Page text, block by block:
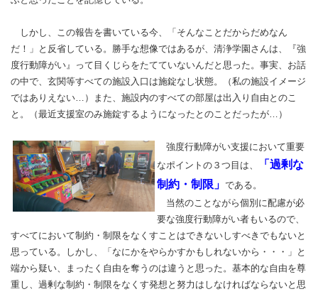
しかし、この報告を書いている今、「そんなことだからだめなん
だ！」と反省している。勝手な想像ではあるが、清浄学園さんは、『強
度行動障がい』って目くじらをたてていないんだと思った。事実、お話
の中で、玄関等すべての施設入口は施錠なし状態。（私の施設イメージ
ではありえない…）また、施設内のすべての部屋は出入り自由とのこ
と。（最近支援室のみ施錠するようになったとのことだったが…）
強度行動障がい支援において重要
なポイントの３つ目は、
「過剰な
制約・制限」 である。
当然のことながら個別に配慮が必
要な強度行動障がい者もいるので、
すべてにおいて制約・制限をなくすことはできないしすべきでもないと
思っている。しかし、「なにかをやらかすかもしれないから・・・」と
端から疑い、まったく自由を奪うのは違うと思った。基本的な自由を尊
重し、過剰な制約・制限をなくす発想と努力はしなければならないと思